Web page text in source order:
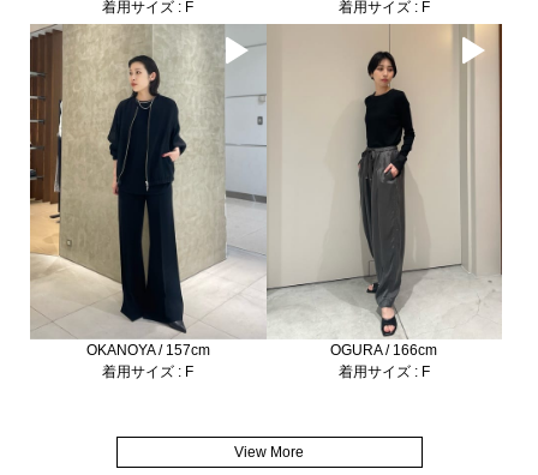
COLUMN 商品一覧
着用サイズ : F 着用サイズ : F
OKANOYA / 157cm
着用サイズ : F
OGURA / 166cm
着用サイズ : F
View More